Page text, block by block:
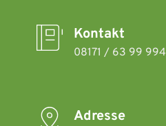
Kontakt
08171 / 63 99 994
Adresse